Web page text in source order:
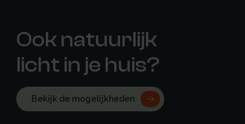
Ook natuurlijk
licht in je huis?
Bekijk de mogelijkheden